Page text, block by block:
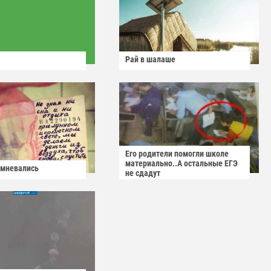
Рай в шалаше
Его родители помогли школе
материально..А остальные ЕГЭ
не сдадут